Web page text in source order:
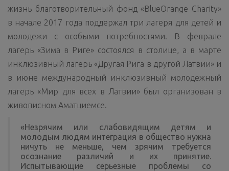
жизнь благотворительный фонд «BlueOrange Charity»
в начале 2017 года поддержал три лагеря для детей и
молодежи с особыми потребностями. В феврале
лагерь «Зима в Риге» состоялся в столице, а в марте
инклюзивный лагерь «Другая Рига в другой Латвии» и
в июне международный инклюзивный молодежный
лагерь «Мир для всех в Латвии» был организован в
живописном Аматциемсе.
«Незрячим или слабовидящим детям и
молодым людям интеграция в общество нужна
ничуть не меньше, чем зрячим требуется
осознание различий и их принятие.
Испытывающие серьезные проблемы со